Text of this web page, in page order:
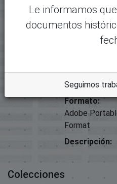
Nombre:
19942-15417
el Sistema
Tamaño:
274.39 KB
Formato:
Adobe
Format
Descripción:
Colecciones
Le informamos
documentos
Seguimos